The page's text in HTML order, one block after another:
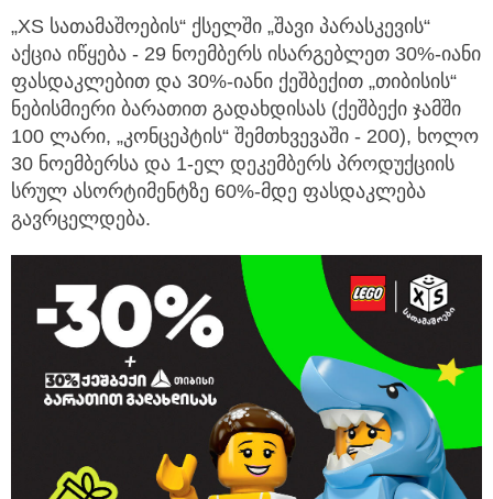
„XS სათამაშოების“ ქსელში „შავი პარასკევის“
აქცია იწყება - 29 ნოემბერს ისარგებლეთ 30%-იანი
ფასდაკლებით და 30%-იანი ქეშბექით „თიბისის“
ნებისმიერი ბარათით გადახდისას (ქეშბექი ჯამში
100 ლარი, „კონცეპტის“ შემთხვევაში - 200), ხოლო
30 ნოემბერსა და 1-ელ დეკემბერს პროდუქციის
სრულ ასორტიმენტზე 60%-მდე ფასდაკლება
გავრცელდება.